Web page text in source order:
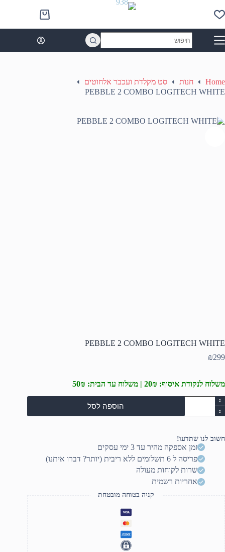
to
content
Shopping
cart
results
Home חנות
סט מקלדת ועכבר אלחוטים
PEBBLE 2 COMBO LOGITECH WHITE
PEBBLE 2 COMBO LOGITECH WHITE
₪299
משלוח לנקודת איסוף: 20₪ | משלוח עד הבית: 50₪
כמות
של
PEBBLE
COMBO
LOGITECH
WHITE
הוספה לסל
חשוב לנו שתדעו!
זמן אספקה מהיר עד 3 ימי עסקים
פריסה ל 6 תשלומים ללא ריבית (יותר? דברו איתנו)
שרות לקוחות מעולה
אחריות רשמית
קניה בטוחה מובטחת